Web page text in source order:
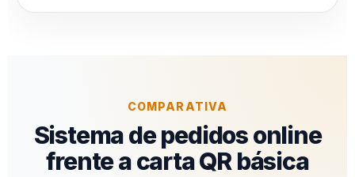
COMPARATIVA
Sistema de pedidos online
frente a carta QR básica